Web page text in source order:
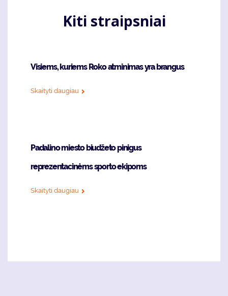
Kiti straipsniai
Visiems, kuriems Roko atminimas yra brangus
Skaityti daugiau
Padalino miesto biudžeto pinigus
reprezentacinėms sporto ekipoms
Skaityti daugiau